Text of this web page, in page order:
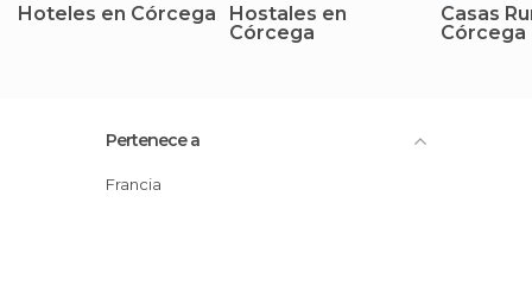
Hoteles en Córcega
Hostales en
Córcega
Casas
Córcega
Pertenece a
Francia